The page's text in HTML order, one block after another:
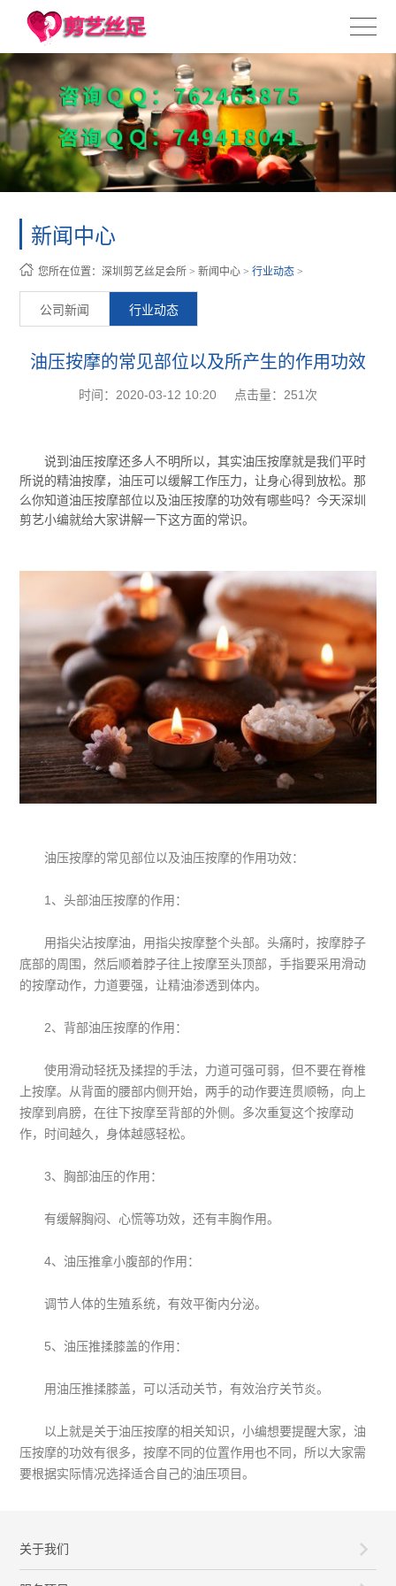
新闻中心
您所在位置：深圳剪艺丝足会所 >新闻中心 >行业动态 >
公司新闻 行业动态
油压按摩的常见部位以及所产生的作用功效
时间：2020-03-12 10:20 点击量： 251次
说到油压按摩还多人不明所以，其实油压按摩就是我们平时
所说的精油按摩，油压可以缓解工作压力，让身心得到放松。那
么你知道油压按摩部位以及油压按摩的功效有哪些吗？今天深圳
剪艺小编就给大家讲解一下这方面的常识。
油压按摩的常见部位以及油压按摩的作用功效：
1、头部油压按摩的作用：
用指尖沾按摩油，用指尖按摩整个头部。头痛时，按摩脖子
底部的周围，然后顺着脖子往上按摩至头顶部，手指要采用滑动
的按摩动作，力道要强，让精油渗透到体内。
2、背部油压按摩的作用：
使用滑动轻抚及揉捏的手法，力道可强可弱，但不要在脊椎
上按摩。从背面的腰部内侧开始，两手的动作要连贯顺畅，向上
按摩到肩膀，在往下按摩至背部的外侧。多次重复这个按摩动
作，时间越久，身体越感轻松。
3、胸部油压的作用：
有缓解胸闷、心慌等功效，还有丰胸作用。
4、油压推拿小腹部的作用：
调节人体的生殖系统，有效平衡内分泌。
5、油压推揉膝盖的作用：
用油压推揉膝盖，可以活动关节，有效治疗关节炎。
以上就是关于油压按摩的相关知识，小编想要提醒大家，油
压按摩的功效有很多，按摩不同的位置作用也不同，所以大家需
要根据实际情况选择适合自己的油压项目。
关于我们